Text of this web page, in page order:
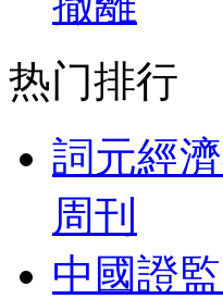
热门排行
詞元經
周刊
中國證